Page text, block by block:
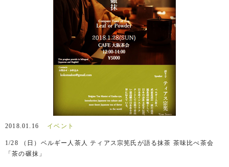
2018.01.16 イベント
1/28 （日）ベルギー人茶人 ティアス宗筅氏が語る抹茶 茶味比べ茶会
「茶の碾抹」